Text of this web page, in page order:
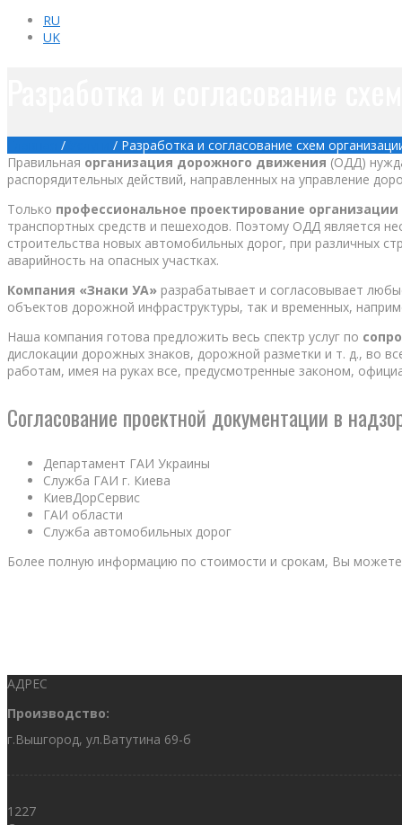
RU
UK
/ / Разработка и согласование схем
Правильная организация дорожного движения (ОДД)
распорядительных действий, направленных на управление
Только профессиональное проектирование
транспортных средств и пешеходов. Поэтому ОДД является
строительства новых автомобильных дорог, при различных
аварийность на опасных участках.
Компания «Знаки УА» разрабатывает и согласовывает
объектов дорожной инфраструктуры, так и временных,
Наша компания готова предложить весь спектр услуг по
дислокации дорожных знаков, дорожной разметки и т. д., во
работам, имея на руках все, предусмотренные законом,
Согласование проектной документации в
Департамент ГАИ Украины
Служба ГАИ г. Киева
КиевДорСервис
ГАИ области
Служба автомобильных дорог
Более полную информацию по стоимости и срокам, Вы
АДРЕС
Производство:
г.Вышгород, ул.Ватутина 69-б
1227